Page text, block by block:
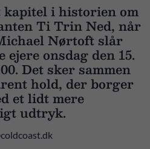
i historien om
Ti Trin Ned, når
Nørtoft slår
ejere onsdag den 15.
Det sker sammen
hold, der borger
et lidt mere
udtryk.